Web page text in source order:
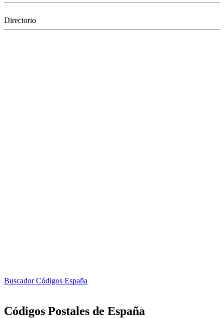
Directorio
Buscador Códigos España
Códigos Postales de España